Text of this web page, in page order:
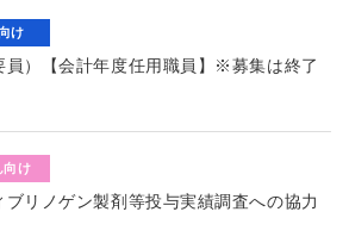
け
員）【会計年度任用職員】※募集は終了
向け
ブリノゲン製剤等投与実績調査への協力